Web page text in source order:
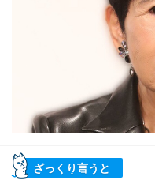
ざっくり言うと